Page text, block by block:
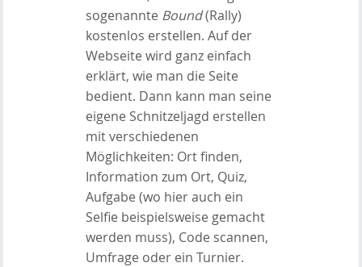
sogenannte Bound(Rally)
kostenlos erstellen. Auf der
Webseite wird ganz einfach
erklärt, wie man die Seite
bedient. Dann kann man seine
eigene Schnitzeljagd erstellen
mit verschiedenen
Möglichkeiten: Ort finden,
Information zum Ort, Quiz,
Aufgabe (wo hier auch ein
Selfie beispielsweise gemacht
werden muss), Code scannen,
Umfrage oder ein Turnier.